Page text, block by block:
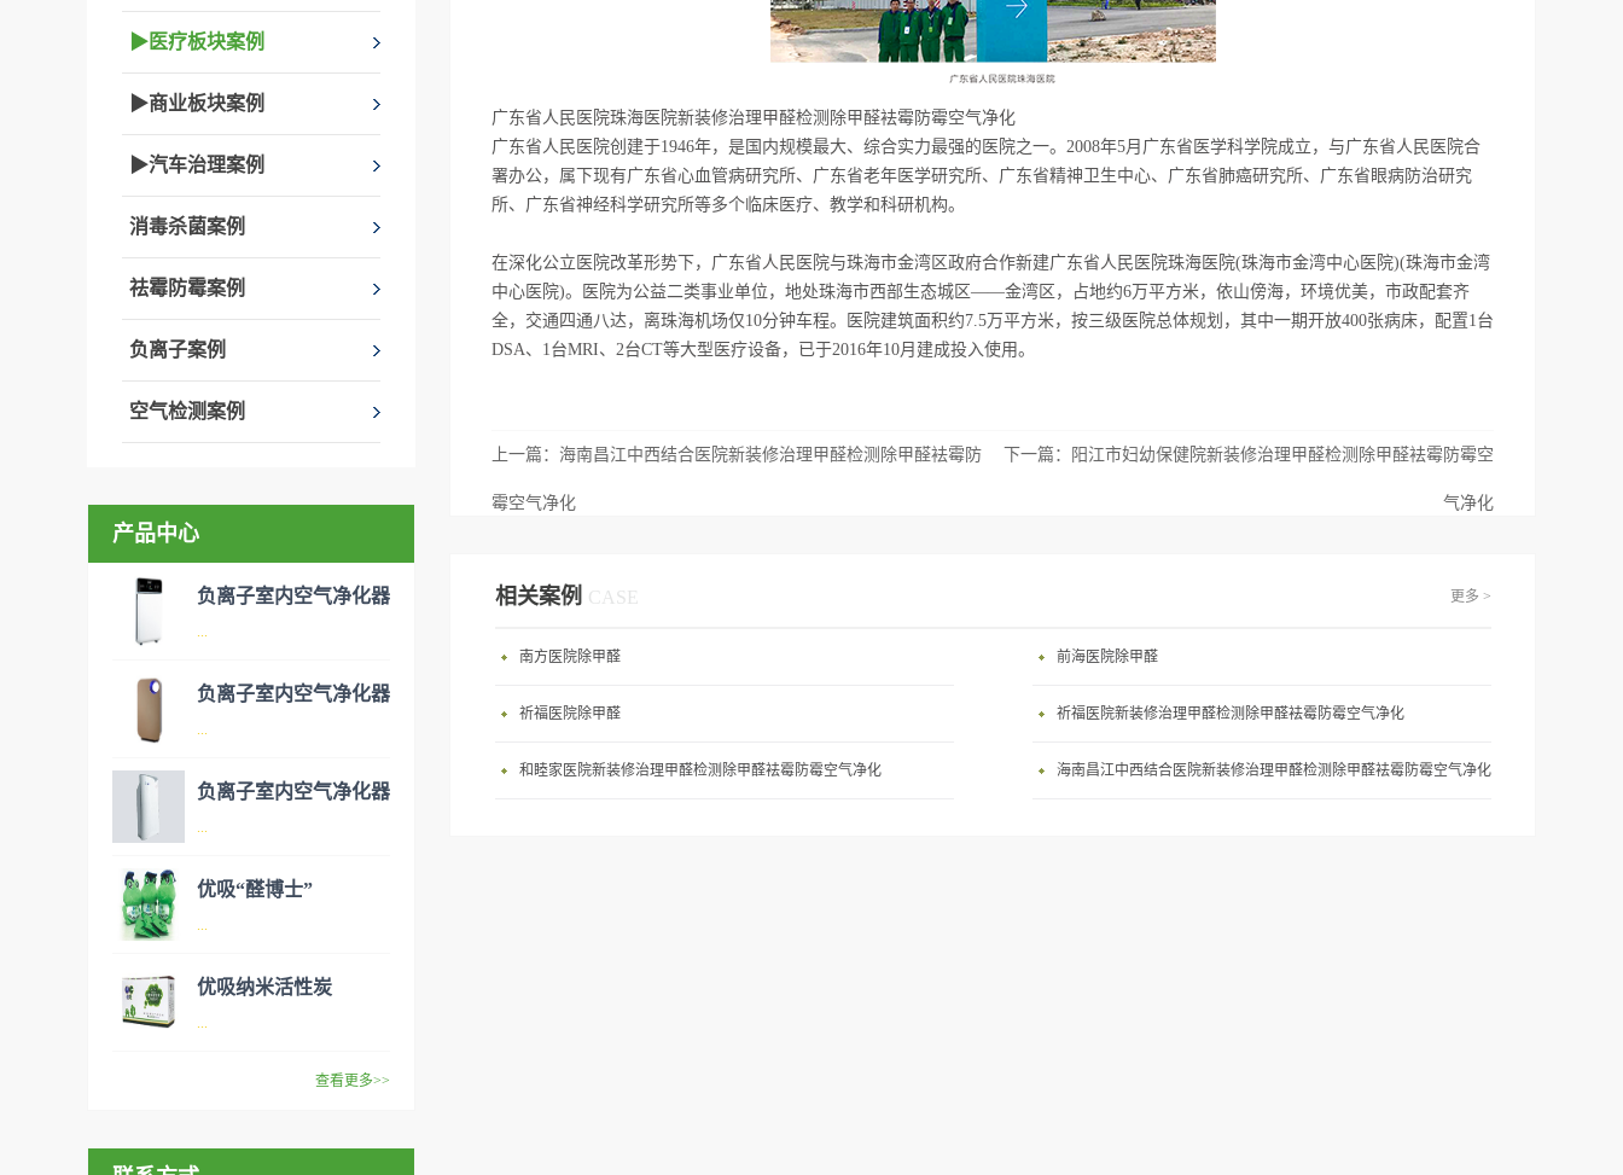
▶医疗板块案例
▶商业板块案例
▶汽车治理案例
消毒杀菌案例
祛霉防霉案例
负离子案例
空气检测案例
产品中心
负离子室内空气净化器
...
般包括PM2.5、粉尘、花粉、
高空气清洁度的效果。主要功
能：除甲醛/除异味/杀菌应用
所、使用方法：见产品说明手
册
负离子室内空气净化器
...
般包括PM2.5、粉尘、花粉、
高空气清洁度的效果。主要功
能：除甲醛/除异味/杀菌应用
所、使用方法：见产品说明手
负离子室内空气净化器
...
般包括PM2.5、粉尘、花粉、
效去除挥发性有机物，有效提
优吸“醛博士”
...
在甲醛领域是非常专业的一位
以辅助净化空气，醛博士一肚
优吸纳米活性炭
...
查看更多>>
广东省人民医院珠海医院新装修治理甲醛检测除甲醛袪霉防霉空气净化
广东省人民医院创建于1946年，是国内规模最大、综合实力最强的医院之一。2008年5月广东省医学科学院成立，与广东省人民医院合
署办公，属下现有广东省心血管病研究所、广东省老年医学研究所、广东省精神卫生中心、广东省肺癌研究所、广东省眼病防治研究
所、广东省神经科学研究所等多个临床医疗、教学和科研机构。
在深化公立医院改革形势下，广东省人民医院与珠海市金湾区政府合作新建广东省人民医院珠海医院(珠海市金湾中心医院)(珠海市金湾
中心医院)。医院为公益二类事业单位，地处珠海市西部生态城区——金湾区，占地约6万平方米，依山傍海，环境优美，市政配套齐
全，交通四通八达，离珠海机场仅10分钟车程。医院建筑面积约7.5万平方米，按三级医院总体规划，其中一期开放400张病床，配置1台
DSA、1台MRI、2台CT等大型医疗设备，已于2016年10月建成投入使用。
上一篇： 海南昌江中西结合医院新装修治理甲醛检测除甲醛袪霉防
霉空气净化
下一篇： 阳江市妇幼保健院新装修治理甲醛检测除甲醛袪霉防霉空
气净化
相关案例 CASE 更多 >
南方医院除甲醛 前海医院除甲醛
祈福医院除甲醛 祈福医院新装修治理甲醛检测除甲醛袪霉防霉空气净化
和睦家医院新装修治理甲醛检测除甲醛袪霉防霉空气净化 海南昌江中西结合医院新装修治理甲醛检测除甲醛袪霉防霉空气净化